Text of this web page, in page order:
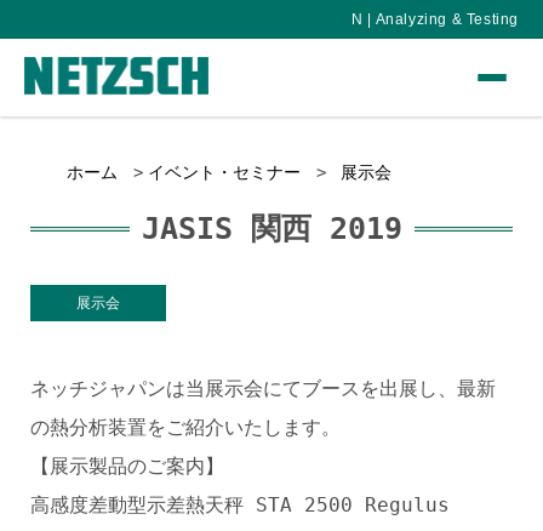
N | Analyzing & Testing
ホーム イベント・セミナー 展示会
JASIS 関西 2019
展示会
ネッチジャパンは当展示会にてブースを出展し、最新
の熱分析装置をご紹介いたします。
【展示製品のご案内】
高感度差動型示差熱天秤 STA 2500 Regulus